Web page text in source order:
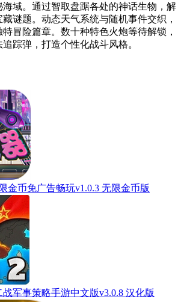
海域。通过智取盘踞各处的神话生物，解
谜题。动态天气系统与随机事件交织，
冒险篇章。数十种特色火炮等待解锁，
踪弹，打造个性化战斗风格。
金币免广告畅玩v1.0.3 无限金币版
军事策略手游中文版v3.0.8 汉化版